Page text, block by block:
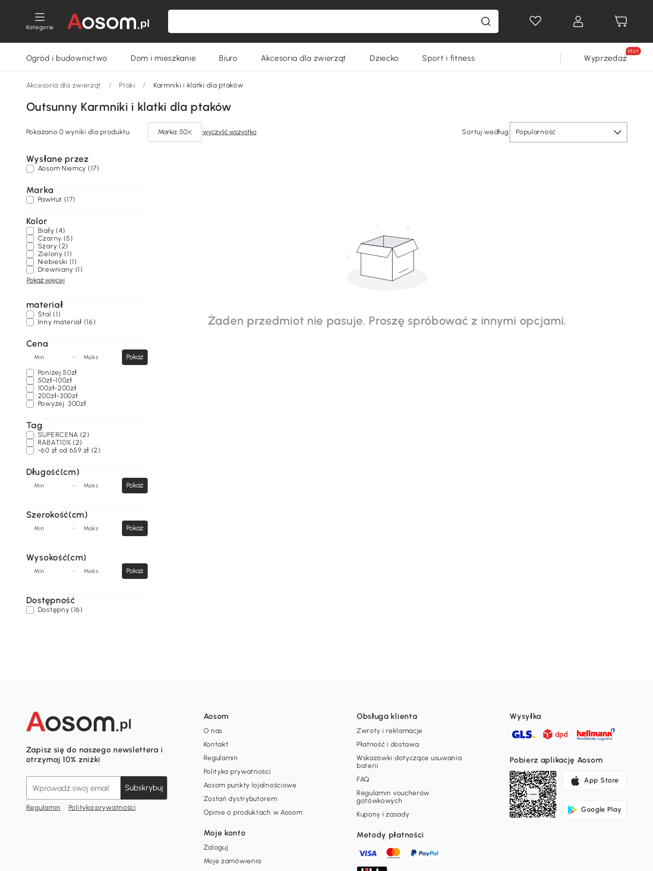
Kategorie
Ogród i budownictwo Dom i mieszkanie Biuro Akcesoria dla zwierząt Dziecko Sport i fitness Wyprzedaż
Hot
Akcesoria dla zwierząt / Ptaki / Karmniki i klatki dla ptaków
Outsunny Karmniki i klatki dla ptaków
Pokazano 0 wyniki dla produktu Sortuj według: Popularność
wyczyść wszystko
Marka: 50
Wysłane przez
Aosom Niemcy (17)
Marka
PawHut (17)
Kolor
Biały (4)
Czarny (5)
Szary (2)
Zielony (1)
Niebieski (1)
Drewniany (1)
Pokaż więcej
materiał
Stal (1)
Inny materiał (16)
Cena
Min - Maks
Pokaż
Poniżej50zł
50zł-100zł
100zł-200zł
200zł-300zł
Powyżej300zł
Tag
SUPERCENA (2)
RABAT10% (2)
-60 zł od 659 zł (2)
Długość(cm)
Min - Maks Pokaż
Szerokość(cm)
Min - Maks Pokaż
Wysokość(cm)
Min - Maks Pokaż
Dostępność
Dostępny (16)
Żaden przedmiot nie pasuje. Proszę spróbować z innymi opcjami.
Zapisz się do naszego newslettera i
otrzymaj 10% zniżki
Subskrybuj
Regulamin Polityka prywatności
Aosom
O nas
Kontakt
Regulamin
Polityka prywatności
Aosom punkty lojalnościowe
Zostań dystrybutorem
Opinie o produktach w Aosom
Moje konto
Zaloguj
Moje zamówienia
Obsługa klienta
Zwroty i reklamacje
Płatność i dostawa
Wskazówki dotyczące usuwania
baterii
FAQ
Regulamin voucherów
gotówkowych
Kupony i zasady
Metody płatności
Wysyłka
Pobierz aplikację Aosom
App Store
Google Play